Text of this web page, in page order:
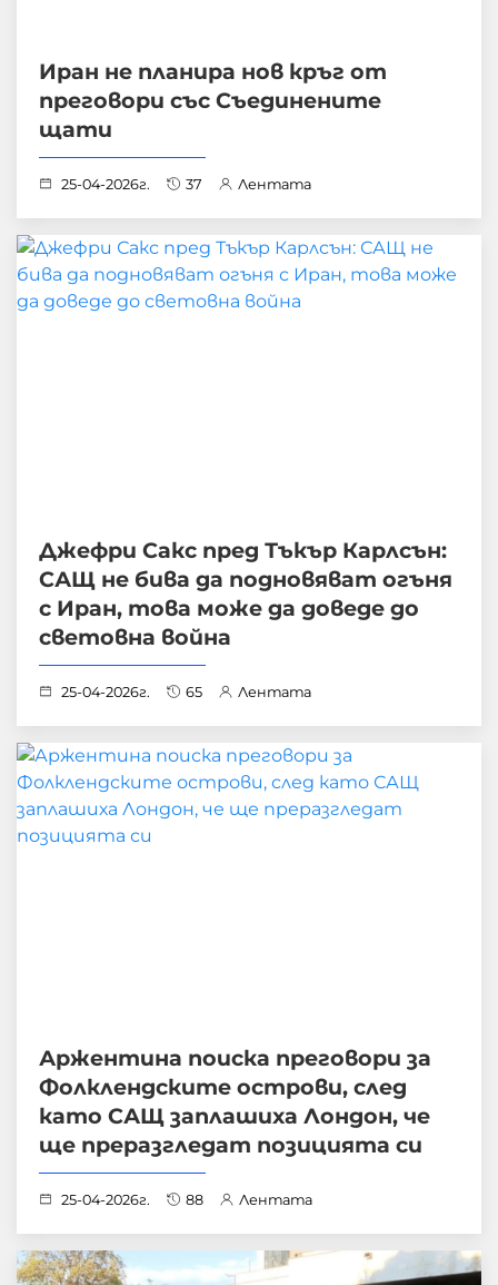
Иран не планира нов кръг от
преговори със Съединените
щати
25-04-2026г. 37 Лентата
Джефри Сакс пред Тъкър Карлсън:
САЩ не бива да подновяват огъня
с Иран, това може да доведе до
световна война
25-04-2026г. 65 Лентата
Аржентина поиска преговори за
Фолклендските острови, след
като САЩ заплашиха Лондон, че
ще преразгледат позицията си
25-04-2026г. 88 Лентата